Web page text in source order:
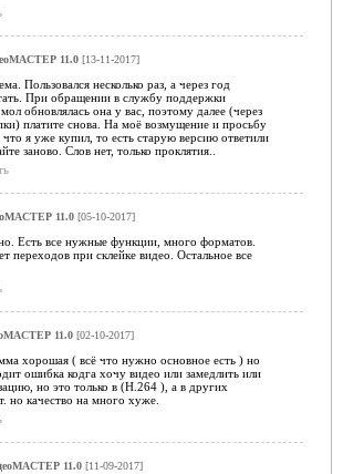
11.0[13-11-2017]
Пользовался несколько раз, а через год
При обращении в службу поддержки
обновлялась она у вас, поэтому далее (через
платите снова. На моё возмущение и просьбу
я уже купил, то есть старую версию ответили
заново. Слов нет, только проклятия..
11.0[05-10-2017]
Есть все нужные функции, много форматов.
переходов при склейке видео. Остальное все
11.0[02-10-2017]
хорошая ( всё что нужно основное есть ) но
ошибка кодга хочу видео или замедлить или
но это только в (Н.264 ), а в других
но качество на много хуже.
11.0[11-09-2017]